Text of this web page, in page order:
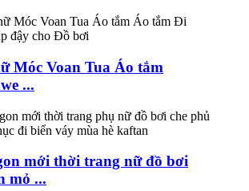
Móc Voan Tua Áo tắm
...
mới thời trang nữ đồ bơi
mỏ ...